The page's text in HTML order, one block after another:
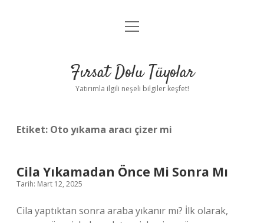
Gizlilik Politikası
Yasal Uyarı
menüyü
Fırsat Dolu Tüyolar
Yatırımla ilgili neşeli bilgiler keşfet!
Etiket: Oto yıkama aracı çizer mi
Cila Yıkamadan Önce Mi Sonra Mı
Tarih: Mart 12, 2025
Cila yaptıktan sonra araba yıkanır mı? İlk olarak,